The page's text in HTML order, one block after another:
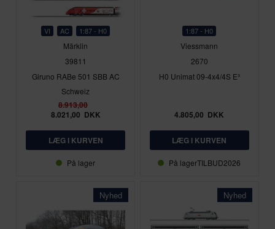
VI AC 1:87 - H0
Märklin
39811
Giruno RABe 501 SBB AC
Schweiz
8.913,00
8.021,00 DKK
På lager
1:87 - H0
Viessmann
2670
H0 Unimat 09-4x4/4S E³
4.805,00 DKK
På lagerTILBUD2026
Nyhed Nyhed